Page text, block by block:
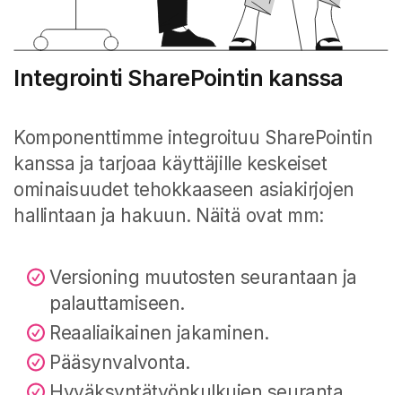
Integrointi SharePointin kanssa
Komponenttimme integroituu SharePointin
kanssa ja tarjoaa käyttäjille keskeiset
ominaisuudet tehokkaaseen asiakirjojen
hallintaan ja hakuun. Näitä ovat mm:
Versioning muutosten seurantaan ja
palauttamiseen.
Reaaliaikainen jakaminen.
Pääsynvalvonta.